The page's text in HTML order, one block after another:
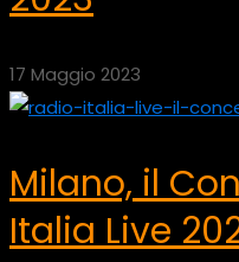
17 Maggio 2023
Milano, il
Italia Live